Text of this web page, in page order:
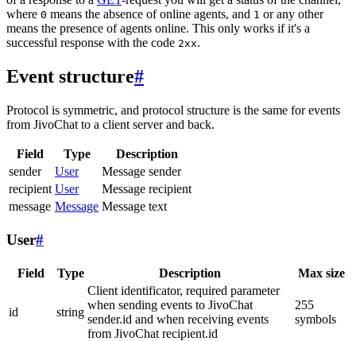
where 0 means the absence of online agents, and 1 or any other
means the presence of agents online. This only works if it's a
successful response with the code 2xx.
Event structure#
Protocol is symmetric, and protocol structure is the same for events
from JivoChat to a client server and back.
Field Type
Description
sender
User
Message sender
recipient User
Message recipient
message Message Message text
User#
Field Type Description Max size
id string
Client identificator, required parameter
when sending events to JivoChat
sender.id and when receiving events
from JivoChat recipient.id
255
symbols